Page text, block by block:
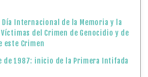
Internacional de la Memoria y la
del Crimen de Genocidio y de
este Crimen
de 1987: inicio de la Primera Intifada